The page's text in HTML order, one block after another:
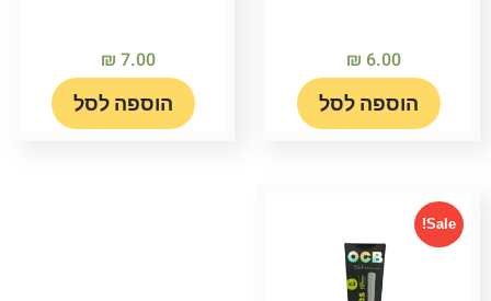
₪ 6.00
הוספה לסל
₪ 7.00
הוספה לסל
Sale!